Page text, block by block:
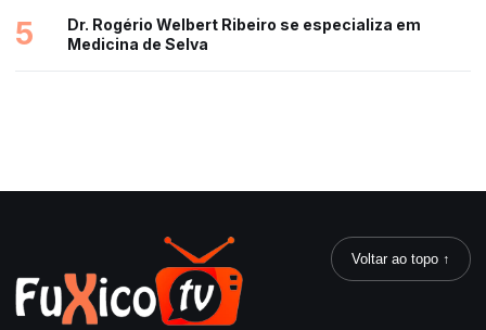
5
Dr. Rogério Welbert Ribeiro se especializa em
Medicina de Selva
Voltar ao topo ↑